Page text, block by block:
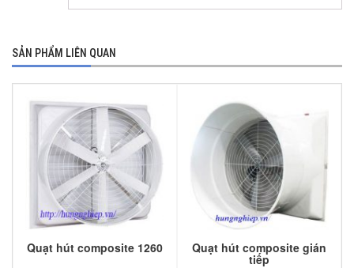
SẢN PHẨM LIÊN QUAN
Quạt hút composite 1260 Quạt hút composite gián
tiếp